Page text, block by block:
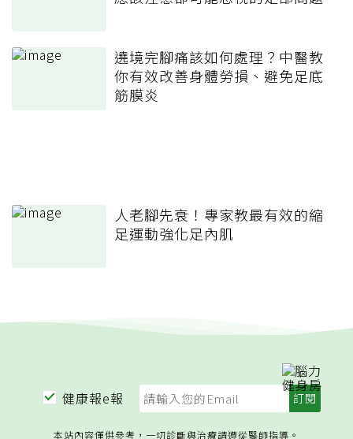
遶境完腳痛該如何處理？中醫教
你有效改善身體勞損、避免足底
筋膜炎
人老腳先衰！專家教最有效的縮
足運動強化足內肌
健康報e報
本站內容僅供參考，一切診斷與治療請遵從醫師指導。